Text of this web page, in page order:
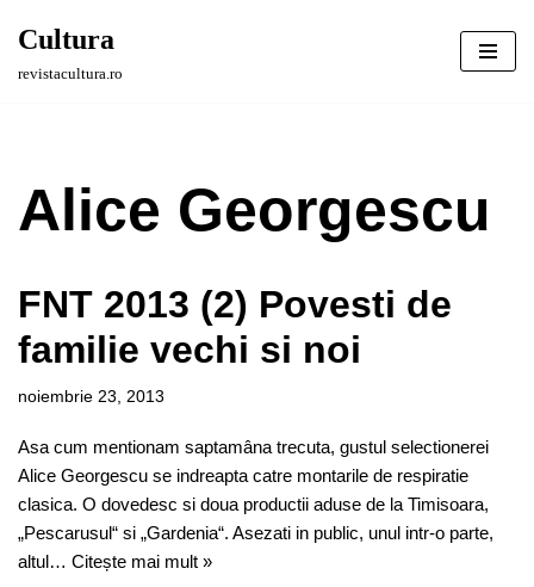
Sari
Cultura
revistacultura.ro
Alice Georgescu
FNT 2013 (2) Povesti de
familie vechi si noi
noiembrie 23, 2013
Asa cum mentionam saptamâna trecuta, gustul selectionerei
Alice Georgescu se indreapta catre montarile de respiratie
clasica. O dovedesc si doua productii aduse de la Timisoara,
„Pescarusul“ si „Gardenia“. Asezati in public, unul intr-o parte,
altul… Citește mai mult »